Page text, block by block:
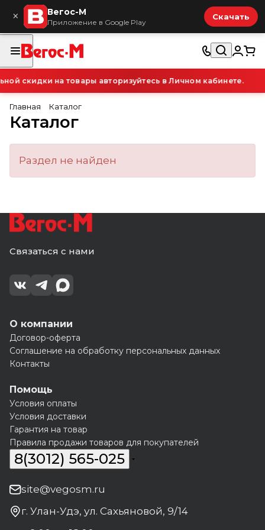
× Вегос-М
Приложение в Google Play
Скачать
скидки на товары авторизуйтесь в Личном кабинете.
Главная Каталог
Каталог
Раздел не найден
Связаться с нами
О компании
Договор-оферта
Соглашение на обработку персональных данных
Контакты
Помощь
Условия оплаты
Условия доставки
Гарантия на товар
Правила продажи товаров для покупателей
8(3012) 565-025
site@vegosm.ru
г. Улан-Удэ, ул. Сахьяновой, 9/14